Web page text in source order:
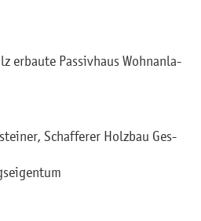
er­bau­te Pas­siv­haus Wohn­an­la­
Schaf­fe­rer Holz­bau Ges­